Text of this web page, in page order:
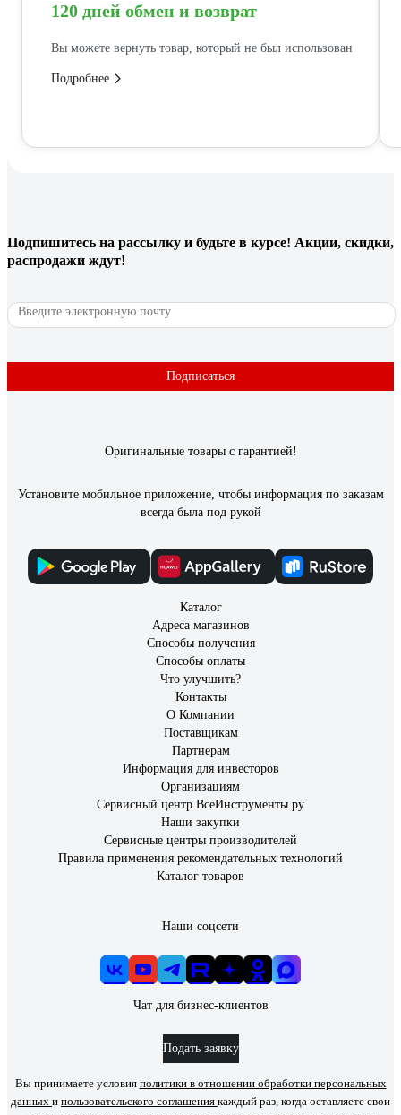
120 дней обмен и возврат
Вы можете вернуть товар, который не был использован
Подробнее
Подпишитесь на рассылку и будьте в курсе! Акции, скидки,
распродажи ждут!
Подписаться
Оригинальные товары с гарантией!
Установите мобильное приложение, чтобы информация по заказам
всегда была под рукой
Каталог
Адреса магазинов
Способы получения
Способы оплаты
Что улучшить?
Контакты
О Компании
Поставщикам
Партнерам
Информация для инвесторов
Организациям
Сервисный центр ВсеИнструменты.ру
Наши закупки
Сервисные центры производителей
Правила применения рекомендательных технологий
Каталог товаров
Наши соцсети
Чат для бизнес-клиентов
Подать заявку
Вы принимаете условия политики в отношении обработки персональных
данных и пользовательского соглашения каждый раз, когда оставляете свои